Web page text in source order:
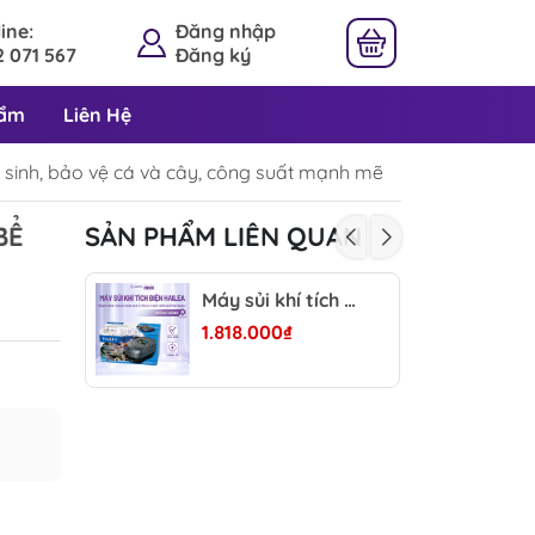
071 567
Đăng nhập
Đăng ký
Liên Hệ
bảo vệ cá và cây, công suất mạnh mẽ
SẢN PHẨM LIÊN QUAN
Máy sủi khí tích điện Hailea CPA-60/100/120 - 12W-28W, lưu lượng 60-120L/phút, dùng khi mất điện cho hồ cá Koi cá cảnh
1.818.000₫